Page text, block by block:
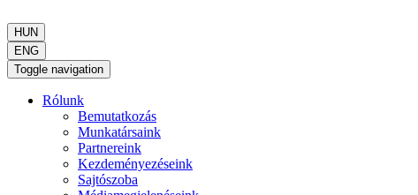
HUN
ENG
Toggle navigation
Rólunk
Bemutatkozás
Munkatársaink
Partnereink
Kezdeményezéseink
Sajtószoba